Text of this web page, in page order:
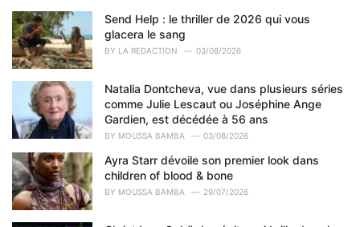
:
Send Help : le thriller de 2026 qui vous
glacera le sang
BY LA REDACTION 03/08/2026
Natalia Dontcheva, vue dans plusieurs séries
comme Julie Lescaut ou Joséphine Ange
Gardien, est décédée à 56 ans
BY MOUSSA BAMBA 03/08/2026
Ayra Starr dévoile son premier look dans
children of blood & bone
BY MOUSSA BAMBA 29/07/2026